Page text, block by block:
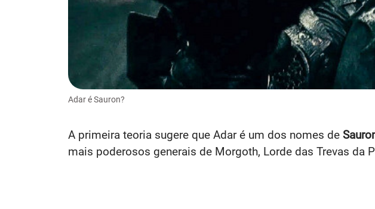
Adar é Sauron?
A primeira teoria sugere que Adar é um dos nomes de
mais poderosos generais de Morgoth, Lorde das Trevas da